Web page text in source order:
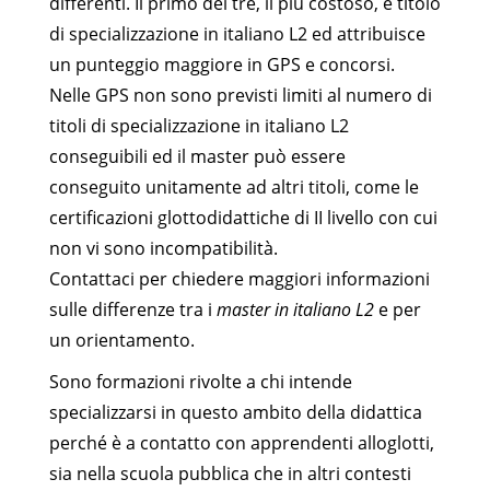
di specializzazione in italiano L2 ed attribuisce
un punteggio maggiore in GPS e concorsi.
Nelle GPS non sono previsti limiti al numero di
titoli di specializzazione in italiano L2
conseguibili ed il master può essere
conseguito unitamente ad altri titoli, come le
certificazioni glottodidattiche di II livello con cui
non vi sono incompatibilità.
Contattaci per chiedere maggiori informazioni
sulle differenze tra i master in italiano L2 e per
un orientamento.
Sono formazioni rivolte a chi intende
specializzarsi in questo ambito della didattica
perché è a contatto con apprendenti alloglotti,
sia nella scuola pubblica che in altri contesti